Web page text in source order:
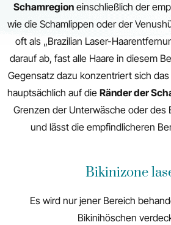
Schamregioneinschließlich der
wie die Schamlippen oder der
oft als „Brazilian Laser-
darauf ab, fast alle Haare in diesem
Gegensatz dazu konzentriert sich
hauptsächlich auf die Ränder der
Grenzen der Unterwäsche oder des
und lässt die empfindlicheren
Bikinizone
Es wird nur jener Bereich
Bikinihöschen